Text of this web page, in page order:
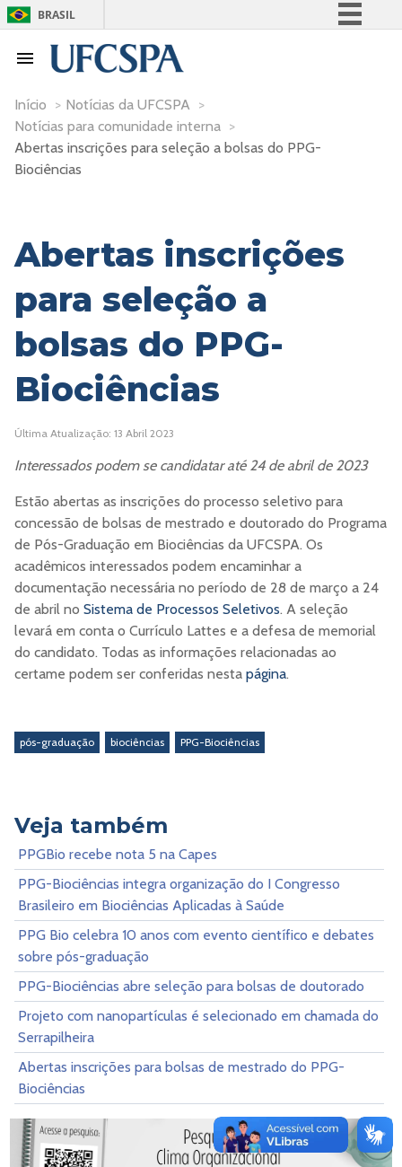
BRASIL
Acesso à informação
Início > Notícias da UFCSPA >
Notícias para comunidade interna >
Abertas inscrições para seleção a bolsas do PPG-
Biociências
Abertas inscrições
para seleção a
bolsas do PPG-
Biociências
Última Atualização: 13 Abril 2023
Interessados podem se candidatar até 24 de abril de 2023
Estão abertas as inscrições do processo seletivo para
concessão de bolsas de mestrado e doutorado do Programa
de Pós-Graduação em Biociências da UFCSPA. Os
acadêmicos interessados podem encaminhar a
documentação necessária no período de 28 de março a 24
de abril no Sistema de Processos Seletivos. A seleção
levará em conta o Currículo Lattes e a defesa de memorial
do candidato. Todas as informações relacionadas ao
certame podem ser conferidas nesta página.
pós-graduação biociências PPG-Biociências
Veja também
PPGBio recebe nota 5 na Capes
PPG-Biociências integra organização do I Congresso
Brasileiro em Biociências Aplicadas à Saúde
PPG Bio celebra 10 anos com evento científico e debates
sobre pós-graduação
PPG-Biociências abre seleção para bolsas de doutorado
Projeto com nanopartículas é selecionado em chamada do
Serrapilheira
Abertas inscrições para bolsas de mestrado do PPG-
Biociências